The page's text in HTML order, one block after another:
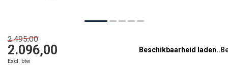
2.495,00
2.096,00
Excl. btw
Beschikbaarheid laden..